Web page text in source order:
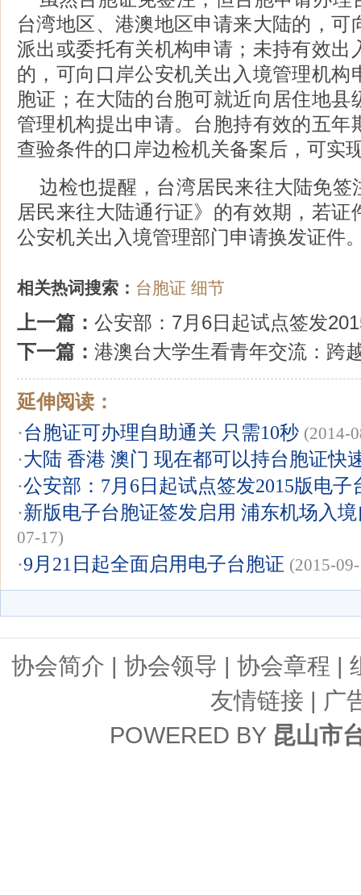
台湾地区、港澳地区申请来大陆的，可
派出或委托有关机构申请；未持有效出
的，可向口岸公安机关出入境管理机构
胞证；在大陆的台胞可就近向居住地县
管理机构提出申请。台胞持有效的五年
查验条件的口岸边检机关备案后，可实
边检也提醒，台湾居民来往大陆免签
居民来往大陆通行证》的有效期，若证
公安机关出入境管理部门申请换发证件
相关热词搜索： 台胞证 细节
上一篇： 公安部：7月6日起试点签发
下一篇： 港澳台大学生看青年交流：跨
延伸阅读：
·台胞证可办理自助通关 只需10秒 (2014-
·大陆 香港 澳门 现在都可以持台胞证快
·公安部：7月6日起试点签发2015版电子
·新版电子台胞证签发启用 浦东机场入
07-17)
·9月21日起全面启用电子台胞证 (2015-
协会简介 | 协会领导 | 协会章程 |
友情链接 | 广
POWERED BY 昆山市